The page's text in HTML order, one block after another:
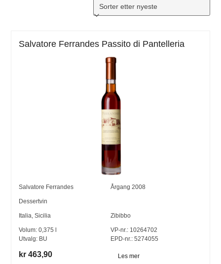
Salvatore Ferrandes Passito di Pantelleria
Salvatore Ferrandes Årgang 2008
Dessertvin
Italia,Sicilia Zibibbo
Volum:0,375
Utvalg: BU
VP-nr.: 10264702
EPD-nr.: 5274055
kr 463,90 Les mer